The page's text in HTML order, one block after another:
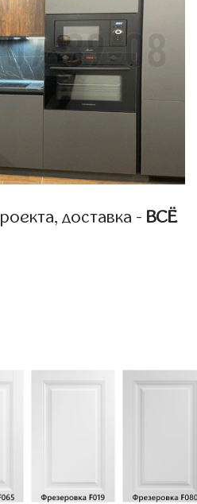
доставка - ВСЁ